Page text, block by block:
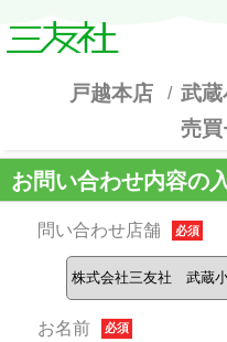
戸越本店 武
売
お問い合わせ内容の
問い合わせ店舗 必須
お名前 必須